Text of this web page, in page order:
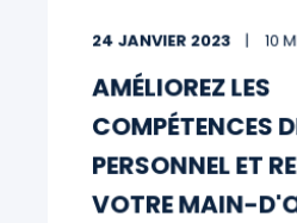
24 JANVIER 2023 10
AMÉLIOREZ LES
COMPÉTENCES
PERSONNEL ET
VOTRE MAIN-